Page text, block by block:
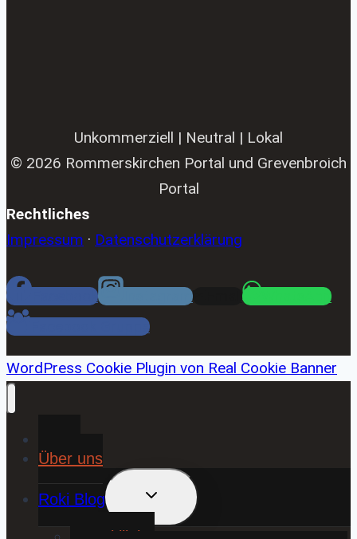
Unkommerziell | Neutral | Lokal
© 2026 Rommerskirchen Portal und Grevenbroich
Portal
Rechtliches
Impressum · Datenschutzerklärung
Facebook Instagram
WhatsApp
Facebook Gruppe
WordPress Cookie Plugin von Real Cookie Banner
Über uns
Roki Blog
UNTERMENÜ
UMSCHALTEN